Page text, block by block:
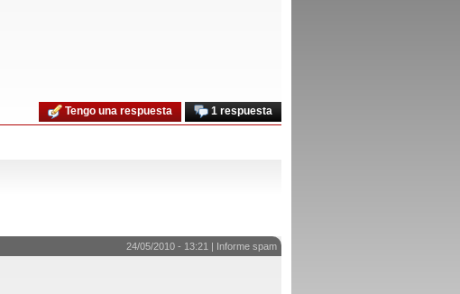
1 respuesta
Tengo una respuesta
24/05/2010 - 13:21 | Informe spam